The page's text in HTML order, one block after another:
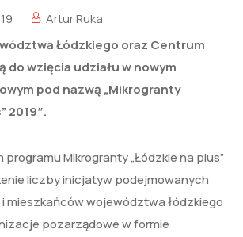
Artur Ruka
Łódzkiego oraz Centrum
do wzięcia udziału w nowym
pod nazwą „Mikrogranty
2019″.
programu Mikrogranty „Łódzkie na plus”
liczby inicjatyw podejmowanych
mieszkańców województwa łódzkiego
pozarządowe w formie